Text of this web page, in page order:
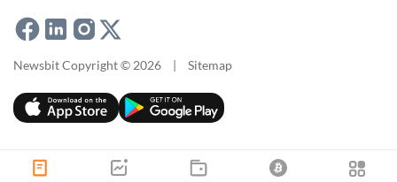
Newsbit Copyright © 2026 | Sitemap